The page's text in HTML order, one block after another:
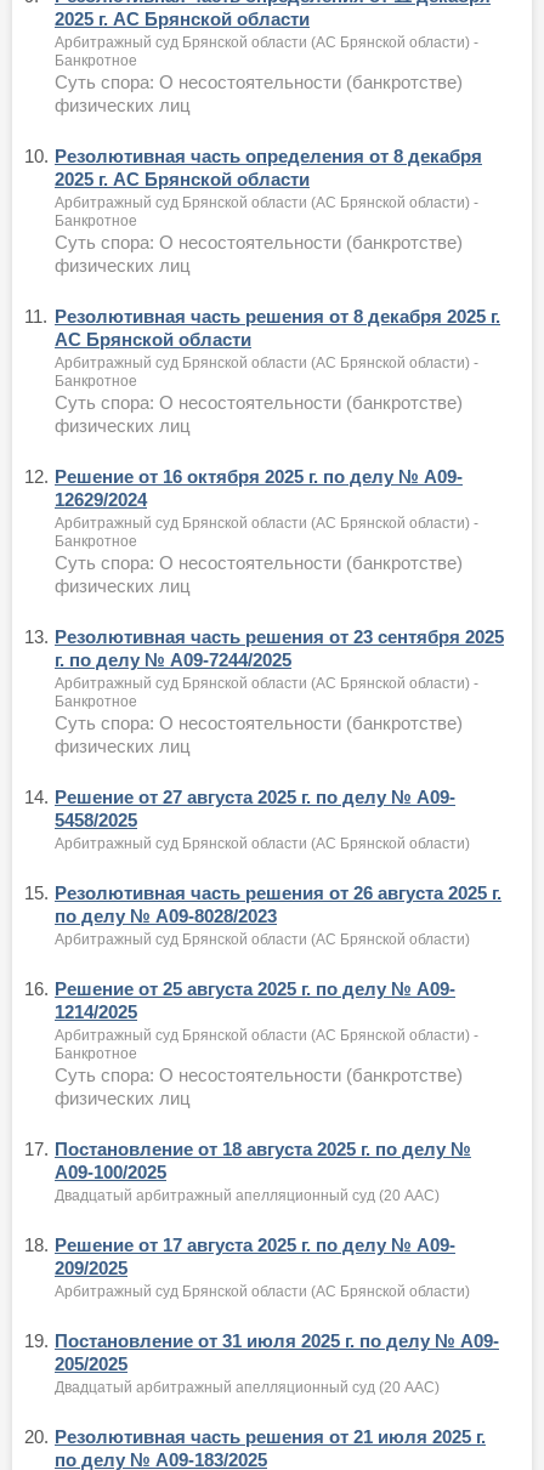
2025 г. АС Брянской области
Арбитражный суд Брянской области (АС Брянской области) -
Банкротное
Суть спора: О несостоятельности (банкротстве)
физических лиц
10. Резолютивная часть определения от 8 декабря
2025 г. АС Брянской области
Арбитражный суд Брянской области (АС Брянской области) -
Банкротное
Суть спора: О несостоятельности (банкротстве)
физических лиц
11. Резолютивная часть решения от 8 декабря 2025 г.
АС Брянской области
Арбитражный суд Брянской области (АС Брянской области) -
Банкротное
Суть спора: О несостоятельности (банкротстве)
физических лиц
12. Решение от 16 октября 2025 г. по делу № А09-
12629/2024
Арбитражный суд Брянской области (АС Брянской области) -
Банкротное
Суть спора: О несостоятельности (банкротстве)
физических лиц
13. Резолютивная часть решения от 23 сентября 2025
г. по делу № А09-7244/2025
Арбитражный суд Брянской области (АС Брянской области) -
Банкротное
Суть спора: О несостоятельности (банкротстве)
физических лиц
14. Решение от 27 августа 2025 г. по делу № А09-
5458/2025
Арбитражный суд Брянской области (АС Брянской области)
15. Резолютивная часть решения от 26 августа 2025 г.
по делу № А09-8028/2023
Арбитражный суд Брянской области (АС Брянской области)
16. Решение от 25 августа 2025 г. по делу № А09-
1214/2025
Арбитражный суд Брянской области (АС Брянской области) -
Банкротное
Суть спора: О несостоятельности (банкротстве)
физических лиц
17. Постановление от 18 августа 2025 г. по делу №
А09-100/2025
Двадцатый арбитражный апелляционный суд (20 ААС)
18. Решение от 17 августа 2025 г. по делу № А09-
209/2025
Арбитражный суд Брянской области (АС Брянской области)
19. Постановление от 31 июля 2025 г. по делу № А09-
205/2025
Двадцатый арбитражный апелляционный суд (20 ААС)
20. Резолютивная часть решения от 21 июля 2025 г.
по делу № А09-183/2025